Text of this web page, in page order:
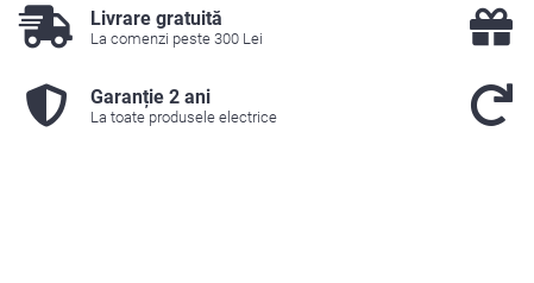
Livrare gratuită
La comenzi peste 300 Lei
Garanție 2 ani
La toate produsele electrice